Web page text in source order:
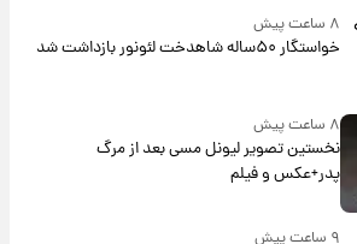
۸ ساعت پیش
خواستگار ۵۰ساله شاهدخت لئونور بازداشت شد
نخستین تصویر لیونل مسی بعد از مرگ
پدر+عکس و فیلم